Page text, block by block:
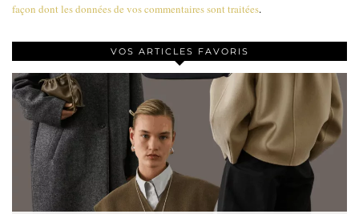
façon dont les données de vos commentaires sont traitées.
VOS ARTICLES FAVORIS